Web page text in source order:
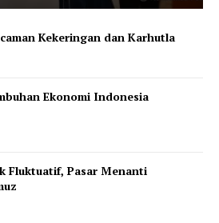
Kekeringan dan Karhutla
Ekonomi Indonesia
Fluktuatif, Pasar Menanti